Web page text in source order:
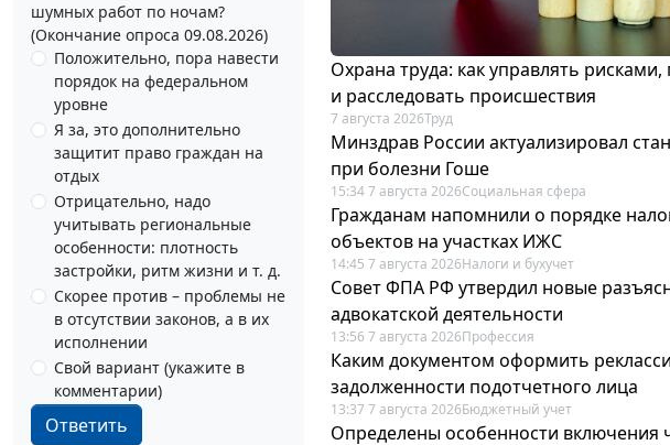
шумных работ по ночам?
(Окончание опроса 09.08.2026)
Положительно, пора навести
порядок на федеральном
уровне
Я за, это дополнительно
защитит право граждан на
отдых
Отрицательно, надо
учитывать региональные
особенности: плотность
застройки, ритм жизни и т. д.
Скорее против – проблемы не
в отсутствии законов, а в их
исполнении
Свой вариант (укажите в
комментарии)
Ответить
Охрана труда: как управлять
и расследовать происшествия
7 августа 2026Труд
Минздрав России актуализировал
при болезни Гоше
15:34 7 августа 2026Социальная сфера
Гражданам напомнили о порядке
объектов на участках ИЖС
14:45 7 августа 2026Налоги и бухучет
Совет ФПА РФ утвердил новые
адвокатской деятельности
13:56 7 августа 2026Профессия
Каким документом оформить
задолженности подотчетного лица
13:37 7 августа 2026Бюджетный учет
Определены особенности включения